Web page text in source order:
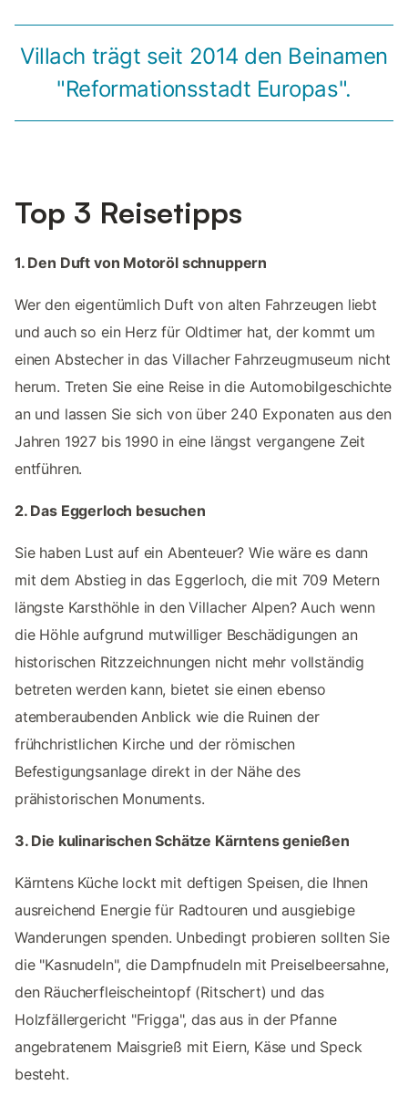
Villach trägt seit 2014 den Beinamen
"Reformationsstadt Europas".
Top 3 Reisetipps
1. Den Duft von Motoröl schnuppern
Wer den eigentümlich Duft von alten Fahrzeugen liebt
und auch so ein Herz für Oldtimer hat, der kommt um
einen Abstecher in das Villacher Fahrzeugmuseum nicht
herum. Treten Sie eine Reise in die Automobilgeschichte
an und lassen Sie sich von über 240 Exponaten aus den
Jahren 1927 bis 1990 in eine längst vergangene Zeit
entführen.
2. Das Eggerloch besuchen
Sie haben Lust auf ein Abenteuer? Wie wäre es dann
mit dem Abstieg in das Eggerloch, die mit 709 Metern
längste Karsthöhle in den Villacher Alpen? Auch wenn
die Höhle aufgrund mutwilliger Beschädigungen an
historischen Ritzzeichnungen nicht mehr vollständig
betreten werden kann, bietet sie einen ebenso
atemberaubenden Anblick wie die Ruinen der
frühchristlichen Kirche und der römischen
Befestigungsanlage direkt in der Nähe des
prähistorischen Monuments.
3. Die kulinarischen Schätze Kärntens genießen
Kärntens Küche lockt mit deftigen Speisen, die Ihnen
ausreichend Energie für Radtouren und ausgiebige
Wanderungen spenden. Unbedingt probieren sollten Sie
die "Kasnudeln", die Dampfnudeln mit Preiselbeersahne,
den Räucherfleischeintopf (Ritschert) und das
Holzfällergericht "Frigga", das aus in der Pfanne
angebratenem Maisgrieß mit Eiern, Käse und Speck
besteht.